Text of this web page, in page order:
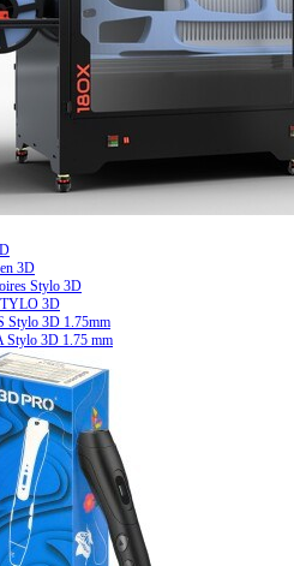
3D
Stylo 3D
3D
Stylo 3D 1.75mm
Stylo 3D 1.75 mm